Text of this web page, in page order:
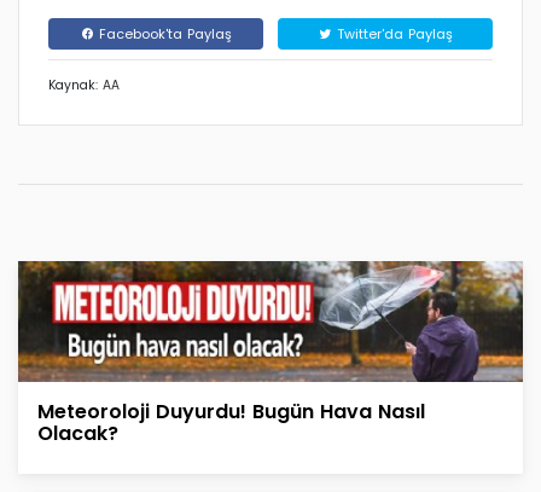
Facebook'ta Paylaş Twitter'da Paylaş
Kaynak: AA
Meteoroloji Duyurdu! Bugün Hava Nasıl
Olacak?